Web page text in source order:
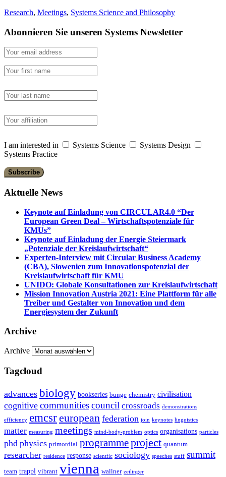
Research, Meetings, Systems Science and Philosophy
Abonnieren Sie unseren Systems Newsletter
I am interested in Systems Science
Systems Design
Systems Practice
Aktuelle News
Keynote auf Einladung von CIRCULAR4.0 “Der
European Green Deal – Wirtschaftspotenziale für
KMUs”
Keynote auf Einladung der Energie Steiermark
„Potenziale der Kreislaufwirtschaft“
Experten-Interview mit Circular Business Academy
(CBA), Slowenien zum Innovationspotenzial der
Kreislaufwirtschaft für KMU
UNIDO: Globale Konsultationen zur Kreislaufwirtschaft
Mission Innovation Austria 2021: Eine Plattform für alle
Treiber und Gestalter von Innovation und dem
Energiesystem der Zukunft
Archive
Archive
Tagcloud
advances biology bookseries bunge chemistry civilisation
cognitive communitiescouncil crossroads demonstrations
efficiency emcsreuropean federation join keynotes linguistics
matter measuring meetings mind-body-problem optics organisations particles
phd physics primordial programmeproject quantum
researcher residence response scientfic sociology speeches stuff summit
team trappl vibrant vienna wallner zeilinger